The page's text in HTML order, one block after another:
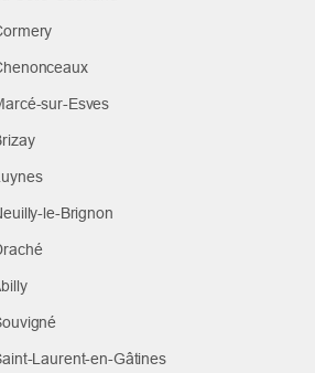
sur-Esves
le-Brignon
Laurent-en-Gâtines